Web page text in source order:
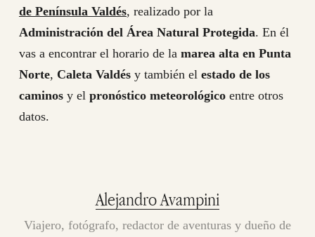
de Península Valdés, realizado por la
Administración del Área Natural Protegida. En él
vas a encontrar el horario de la marea alta en Punta
Norte, Caleta Valdésy también el estado de los
caminosy el pronóstico meteorológicoentre otros
datos.
Alejandro Avampini
Viajero, fotógrafo, redactor de aventuras y dueño de